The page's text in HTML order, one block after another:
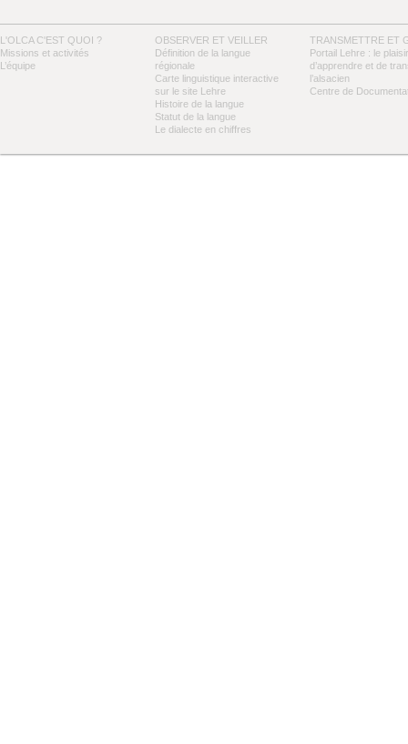
L'OLCA C'EST QUOI ?
Missions et activités
L’équipe
OBSERVER ET VEILLER
Définition de la langue
régionale
Carte linguistique interactive
sur le site Lehre
Histoire de la langue
Statut de la langue
Le dialecte en chiffres
TRANSMETTRE ET
Portail Lehre : le plaisir
d’apprendre et de
l’alsacien
Centre de